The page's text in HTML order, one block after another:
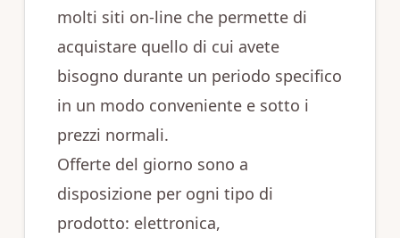
molti siti on-line che permette di
acquistare quello di cui avete
bisogno durante un periodo specifico
in un modo conveniente e sotto i
prezzi normali.
Offerte del giorno sono a
disposizione per ogni tipo di
prodotto: elettronica,